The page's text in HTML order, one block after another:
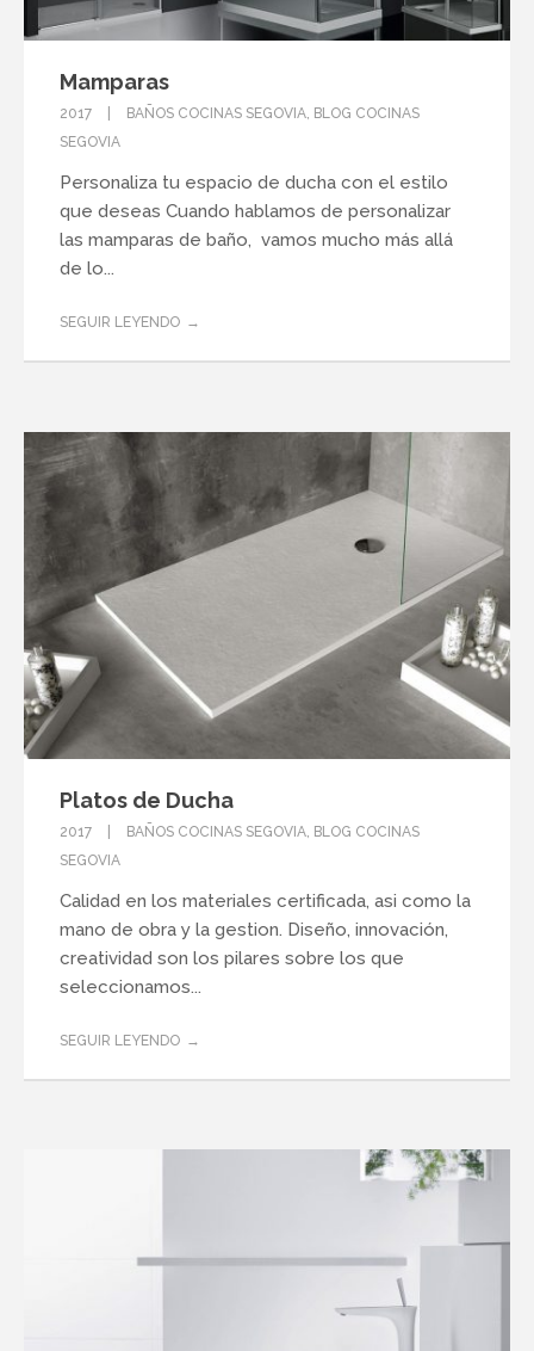
Mamparas
2017 BAÑOS COCINAS SEGOVIA BLOG COCINAS
SEGOVIA
Personaliza tu espacio de ducha con el estilo
que deseas Cuando hablamos de personalizar
las mamparas de baño, vamos mucho más allá
de lo...
SEGUIR LEYENDO
Platos de Ducha
2017 BAÑOS COCINAS SEGOVIA BLOG COCINAS
SEGOVIA
Calidad en los materiales certificada, asi como la
mano de obra y la gestion. Diseño, innovación,
creatividad son los pilares sobre los que
seleccionamos...
SEGUIR LEYENDO